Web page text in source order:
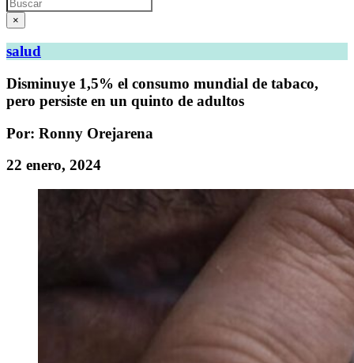
×
salud
Disminuye 1,5% el consumo mundial de tabaco,
pero persiste en un quinto de adultos
Por: Ronny Orejarena
22 enero, 2024